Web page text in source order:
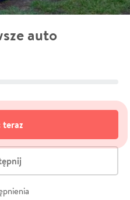
auto
teraz